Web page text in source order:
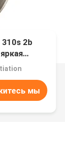
2b
мы